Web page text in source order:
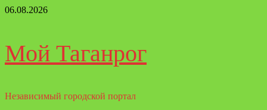
Перейти
06.08.2026
Мой Таганрог
Независимый городской портал